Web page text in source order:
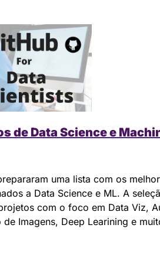
de Data Science e
uma lista com os
a Data Science e ML. A
com o foco em Data Viz,
Imagens, Deep Learining e